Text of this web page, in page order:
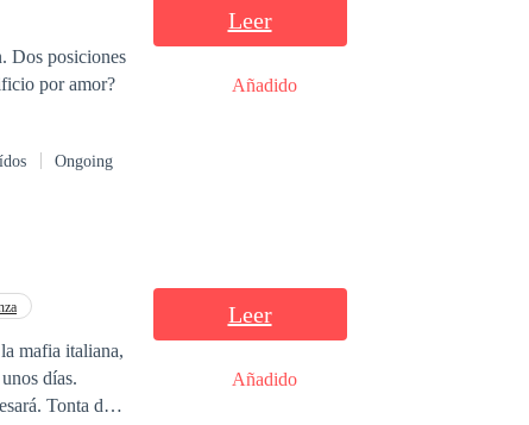
Dos posiciones
por amor?
Ongoing
Leer
Añadido
mafia italiana,
de
Leer
Añadido